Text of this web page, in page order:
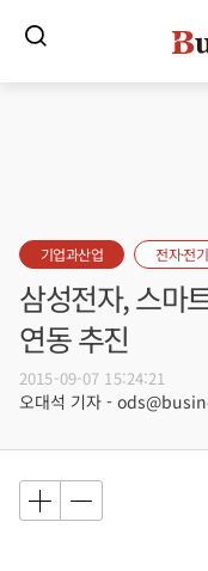
기업과산업 전자·전
삼성전자, 스마
연동 추진
2015-09-07 15:24:21
오대석 기자 -